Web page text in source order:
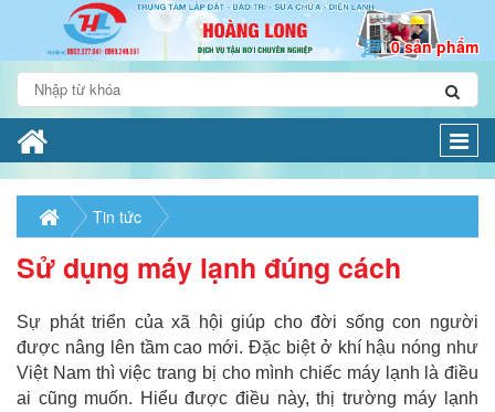
0 sản phẩm
Tin tức
Sử dụng máy lạnh đúng cách
Sự phát triển của xã hội giúp cho đời sống con người
được nâng lên tầm cao mới. Đặc biệt ở khí hậu nóng như
Việt Nam thì việc trang bị cho mình chiếc máy lạnh là điều
ai cũng muốn. Hiểu được điều này, thị trường máy lạnh